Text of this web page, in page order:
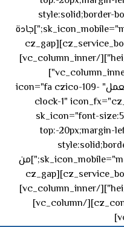
style:solid;border-
sk_icon_mobile="margin-right:0px;margin-left:0px;"]جادة
الشيخ محمد بن راشد – دبي[/cz_service_box][cz_gap
height="0px" height_tablet="50px"][/vc_column_inner]
[vc_column_inner offset="vc_col-md-4"]
[cz_service_box title="ساعات العمل" icon="fa czico-109-
clock-1"
sk_icon="font-
top:-20px;margin-
sk_icon_mobile="margin-right:0px;margin-left:0px;"]من
الاثنين إلى الجمعة ٩:٠٠ - ١٧:٠٠[/cz_service_box][cz_gap
height="0px" height_tablet="50px"][/vc_column_inner]
[/vc_row_inner][/cz_content_box][/vc_column]